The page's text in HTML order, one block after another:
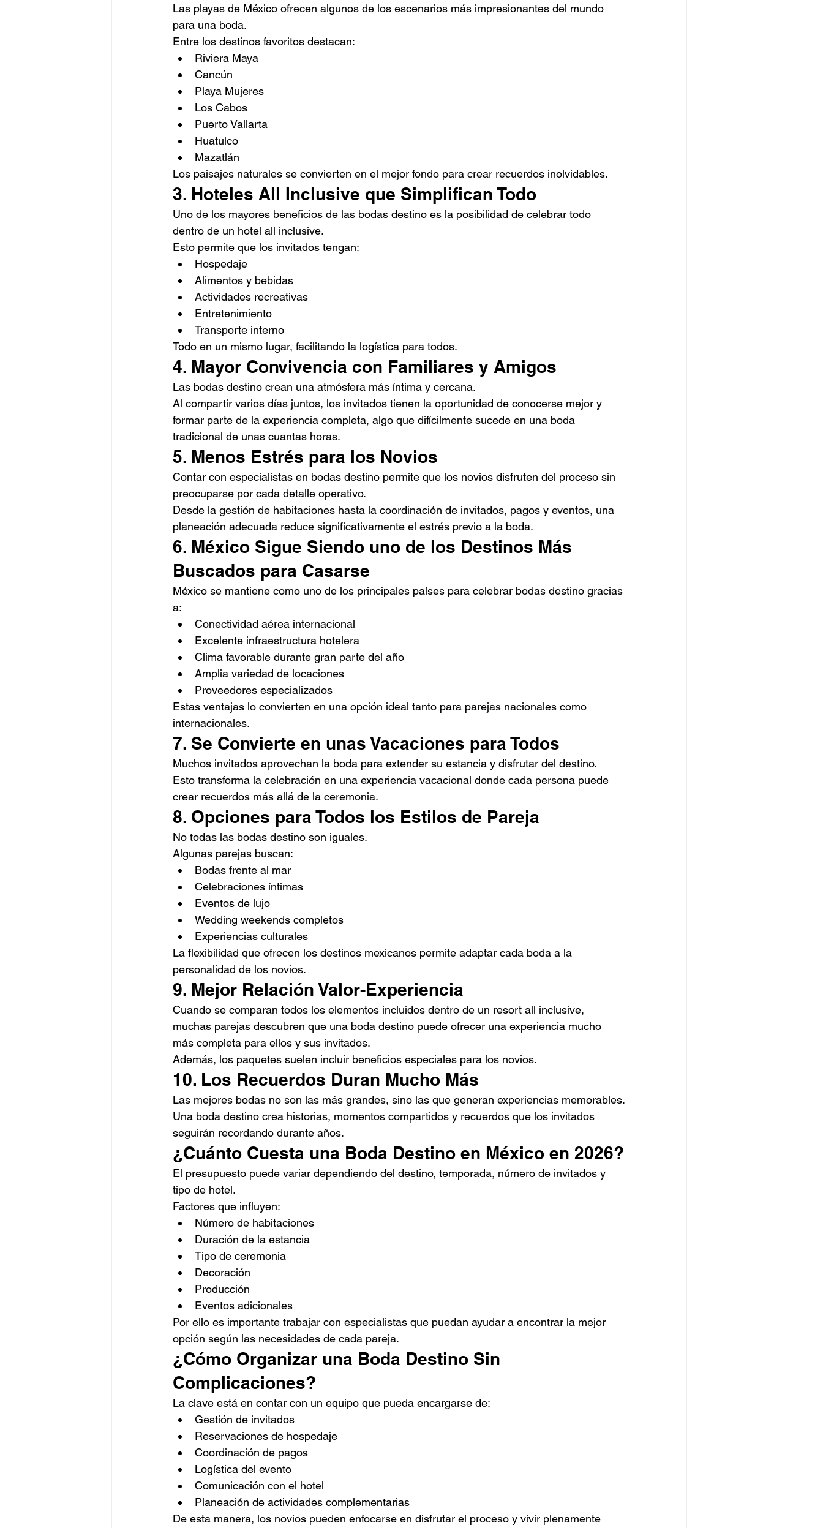
Las playas de México ofrecen algunos de los escenarios más impresionantes del mundo
para una boda.
Entre los destinos favoritos destacan:
Riviera Maya
Cancún
Playa Mujeres
Los Cabos
Puerto Vallarta
Huatulco
Mazatlán
Los paisajes naturales se convierten en el mejor fondo para crear recuerdos inolvidables.
3. Hoteles All Inclusive que Simplifican Todo
Uno de los mayores beneficios de las bodas destino es la posibilidad de celebrar todo
dentro de un hotel all inclusive.
Esto permite que los invitados tengan:
Hospedaje
Alimentos y bebidas
Actividades recreativas
Entretenimiento
Transporte interno
Todo en un mismo lugar, facilitando la logística para todos.
4. Mayor Convivencia con Familiares y Amigos
Las bodas destino crean una atmósfera más íntima y cercana.
Al compartir varios días juntos, los invitados tienen la oportunidad de conocerse mejor y
formar parte de la experiencia completa, algo que difícilmente sucede en una boda
tradicional de unas cuantas horas.
5. Menos Estrés para los Novios
Contar con especialistas en bodas destino permite que los novios disfruten del proceso sin
preocuparse por cada detalle operativo.
Desde la gestión de habitaciones hasta la coordinación de invitados, pagos y eventos, una
planeación adecuada reduce significativamente el estrés previo a la boda.
6. México Sigue Siendo uno de los Destinos Más
Buscados para Casarse
México se mantiene como uno de los principales países para celebrar bodas destino gracias
a:
Conectividad aérea internacional
Excelente infraestructura hotelera
Clima favorable durante gran parte del año
Amplia variedad de locaciones
Proveedores especializados
Estas ventajas lo convierten en una opción ideal tanto para parejas nacionales como
internacionales.
7. Se Convierte en unas Vacaciones para Todos
Muchos invitados aprovechan la boda para extender su estancia y disfrutar del destino.
Esto transforma la celebración en una experiencia vacacional donde cada persona puede
crear recuerdos más allá de la ceremonia.
8. Opciones para Todos los Estilos de Pareja
No todas las bodas destino son iguales.
Algunas parejas buscan:
Bodas frente al mar
Celebraciones íntimas
Eventos de lujo
Wedding weekends completos
Experiencias culturales
La flexibilidad que ofrecen los destinos mexicanos permite adaptar cada boda a la
personalidad de los novios.
9. Mejor Relación Valor-Experiencia
Cuando se comparan todos los elementos incluidos dentro de un resort all inclusive,
muchas parejas descubren que una boda destino puede ofrecer una experiencia mucho
más completa para ellos y sus invitados.
Además, los paquetes suelen incluir beneficios especiales para los novios.
10. Los Recuerdos Duran Mucho Más
Las mejores bodas no son las más grandes, sino las que generan experiencias memorables.
Una boda destino crea historias, momentos compartidos y recuerdos que los invitados
seguirán recordando durante años.
¿Cuánto Cuesta una Boda Destino en México en 2026?
El presupuesto puede variar dependiendo del destino, temporada, número de invitados y
tipo de hotel.
Factores que influyen:
Número de habitaciones
Duración de la estancia
Tipo de ceremonia
Decoración
Producción
Eventos adicionales
Por ello es importante trabajar con especialistas que puedan ayudar a encontrar la mejor
opción según las necesidades de cada pareja.
¿Cómo Organizar una Boda Destino Sin
Complicaciones?
La clave está en contar con un equipo que pueda encargarse de:
Gestión de invitados
Reservaciones de hospedaje
Coordinación de pagos
Logística del evento
Comunicación con el hotel
Planeación de actividades complementarias
De esta manera, los novios pueden enfocarse en disfrutar el proceso y vivir plenamente